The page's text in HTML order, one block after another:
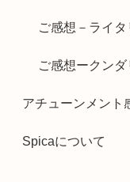
ご感想－ライ
ご感想ークン
アチューンメント
Spicaについて